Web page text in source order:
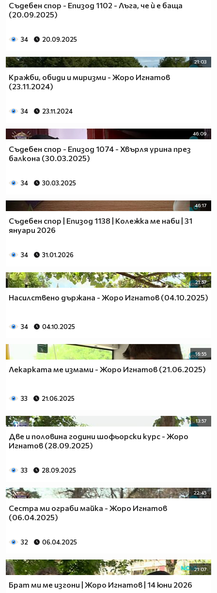
Съдебен спор - Епизод 1102 - Лъга, че ѝ е баща
(20.09.2025)
34 20.09.2025
21:03
Кражби, обиди и миризми - Жоро Игнатов
(23.11.2024)
34 23.11.2024
46:09
Съдебен спор - Епизод 1074 - Хвърля урина през
балкона (30.03.2025)
34 30.03.2025
46:17
Съдебен спор | Епизод 1138 | Колежка ме наби | 31
януари 2026
34 31.01.2026
21:57
Насилствено държана - Жоро Игнатов (04.10.2025)
34 04.10.2025
16:55
Лекарката ме измами - Жоро Игнатов (21.06.2025)
33 21.06.2025
13:57
Две и половина години шофьорски курс - Жоро
Игнатов (28.09.2025)
33 28.09.2025
22:45
Сестра ми ограби майка - Жоро Игнатов
(06.04.2025)
32 06.04.2025
21:07
Брат ми ме изгони | Жоро Игнатов | 14 юни 2026